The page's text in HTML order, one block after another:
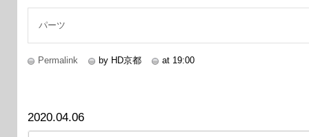
パーツ
Permalink by HD京都 at 19:00
2020.04.06